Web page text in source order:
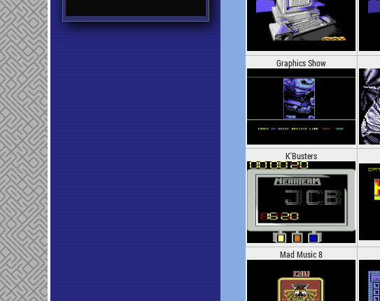
Graphics Show
K'Busters
Mad Music 8